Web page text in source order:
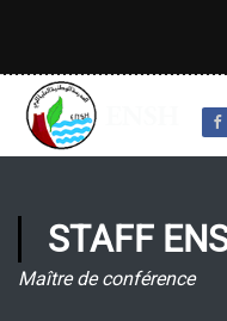
STAFF
Maître de conférence